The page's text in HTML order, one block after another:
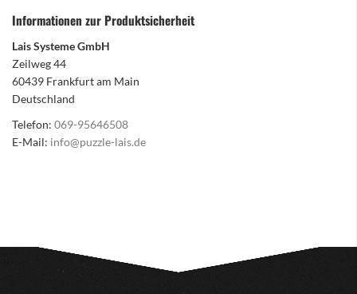
Informationen zur Produktsicherheit
Lais Systeme GmbH
Zeilweg 44
60439 Frankfurt am Main
Deutschland
Telefon: 069-95646508
E-Mail: info@puzzle-lais.de